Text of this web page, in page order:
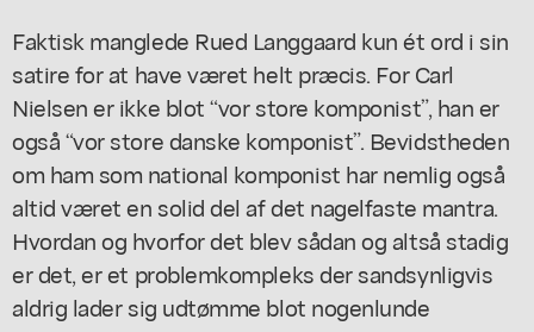
Faktisk manglede Rued Langgaard kun ét ord i sin
satire for at have været helt præcis. For Carl
Nielsen er ikke blot “vor store komponist”, han er
også “vor storedanske komponist”. Bevidstheden
om ham som national komponist har nemlig også
altid været en solid del af det nagelfaste mantra.
Hvordan og hvorfor det blev sådan og altså stadig
er det, er et problemkompleks der sandsynligvis
aldrig lader sig udtømme blot nogenlunde